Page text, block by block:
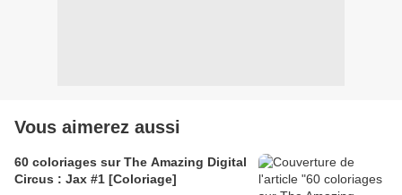
Vous aimerez aussi
60 coloriages sur The Amazing Digital
Circus : Jax #1 [Coloriage]